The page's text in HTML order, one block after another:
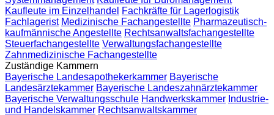
Kaufleute im Einzelhandel Fachkräfte für Lagerlogistik
Fachlagerist Medizinische Fachangestellte Pharmazeutisch-
kaufmännische Angestellte Rechtsanwaltsfachangestellte
Steuerfachangestellte Verwaltungsfachangestellte
Zahnmedizinische Fachangestellte
Zuständige Kammern
Bayerische Landesapothekerkammer Bayerische
Landesärztekammer Bayerische Landeszahnärztekammer
Bayerische Verwaltungsschule Handwerkskammer Industrie-
und Handelskammer Rechtsanwaltskammer